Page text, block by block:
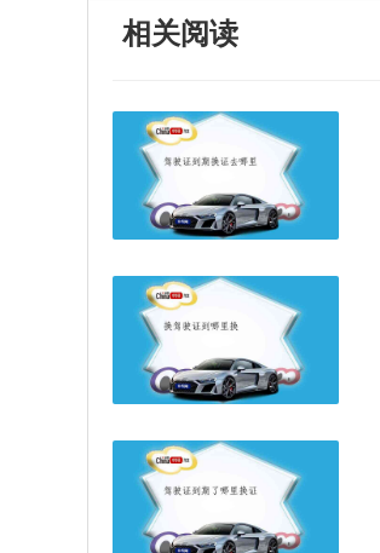
相关阅读